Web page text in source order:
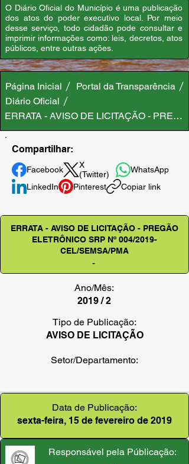
O Diário Oficial do Município é uma publicação
dos atos do poder executivo local. Por meio
desse serviço, todo cidadão pode consultar e
imprimir informações como: leis, decretos, atos
públicos, entre outras ações.
Página Inicial
Portal da Transparência
Diário Oficial
ERRATA - AVISO DE LICITAÇÃO -
Compartilhar:
Facebook
X
(Twitter)
WhatsApp
LinkedIn
Pinterest Copiar link
ERRATA - AVISO DE LICITAÇÃO - PREGÃO
ELETRÔNICO SRP Nº 004/2019-
CEL/SEMSA/PMA
-
Ano/Mês:
2019 / 2
Tipo de Publicação:
AVISO DE LICITAÇÃO
Setor/Departamento:
Data de Publicação:
sexta-feira, 15 de fevereiro de 2019
Responsável pela Públicação: